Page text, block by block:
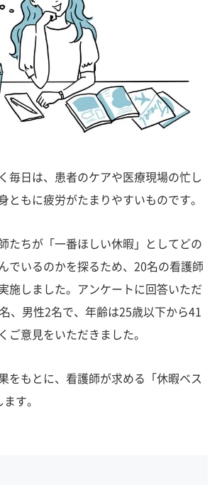
毎日は、患者のケアや医療現場の忙し
ともに疲労がたまりやすいものです。
たちが「一番ほしい休暇」としてどの
でいるのかを探るため、20名の看護師
施しました。アンケートに回答いただ
、男性2名で、年齢は25歳以下から41
ご意見をいただきました。
をもとに、看護師が求める「休暇ベス
す。